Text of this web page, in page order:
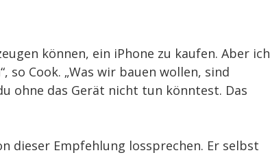
können, ein iPhone zu kaufen. Aber ich
so Cook. „Was wir bauen wollen, sind
ohne das Gerät nicht tun könntest. Das
dieser Empfehlung lossprechen. Er selbst